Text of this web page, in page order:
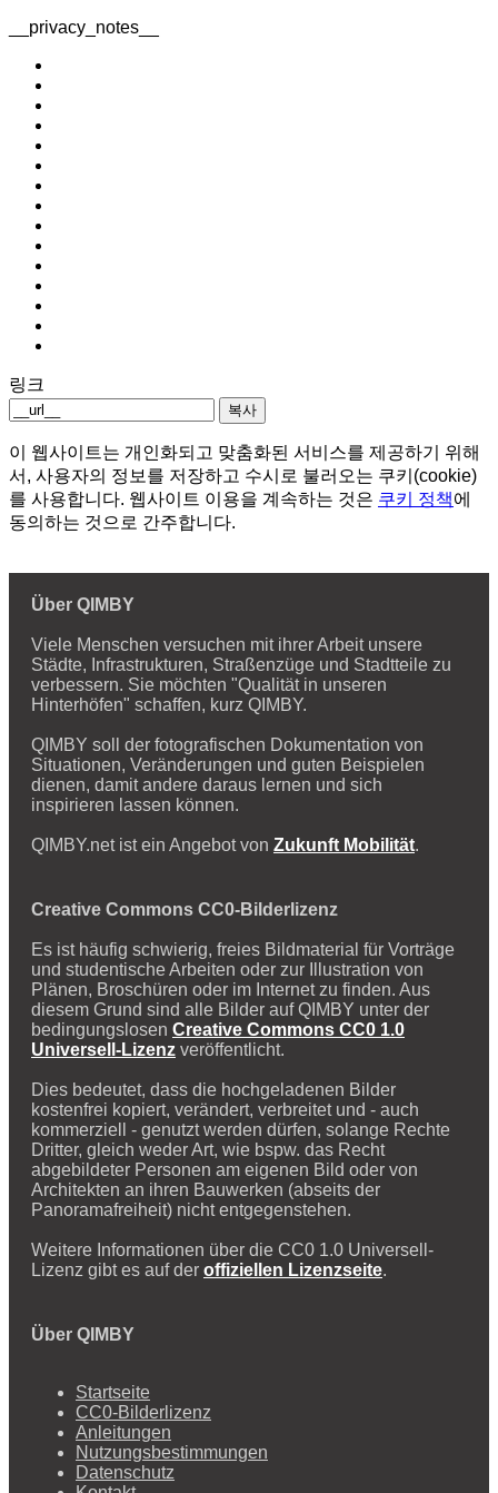
__privacy_notes__
링크
복사
이 웹사이트는 개인화되고 맞춤화된 서비스를 제공하기 위해
서, 사용자의 정보를 저장하고 수시로 불러오는 쿠키(cookie)
를 사용합니다. 웹사이트 이용을 계속하는 것은 쿠키 정책에
동의하는 것으로 간주합니다.
Über QIMBY
Viele Menschen versuchen mit ihrer Arbeit unsere
Städte, Infrastrukturen, Straßenzüge und Stadtteile zu
verbessern. Sie möchten "Qualität in unseren
Hinterhöfen" schaffen, kurz QIMBY.
QIMBY soll der fotografischen Dokumentation von
Situationen, Veränderungen und guten Beispielen
dienen, damit andere daraus lernen und sich
inspirieren lassen können.
QIMBY.net ist ein Angebot von Zukunft Mobilität.
Creative Commons CC0-Bilderlizenz
Es ist häufig schwierig, freies Bildmaterial für Vorträge
und studentische Arbeiten oder zur Illustration von
Plänen, Broschüren oder im Internet zu finden. Aus
diesem Grund sind alle Bilder auf QIMBY unter der
bedingungslosen Creative Commons CC0 1.0
Universell-Lizenz veröffentlicht.
Dies bedeutet, dass die hochgeladenen Bilder
kostenfrei kopiert, verändert, verbreitet und - auch
kommerziell - genutzt werden dürfen, solange Rechte
Dritter, gleich weder Art, wie bspw. das Recht
abgebildeter Personen am eigenen Bild oder von
Architekten an ihren Bauwerken (abseits der
Panoramafreiheit) nicht entgegenstehen.
Weitere Informationen über die CC0 1.0 Universell-
Lizenz gibt es auf der offiziellen Lizenzseite.
Über QIMBY
Startseite
CC0-Bilderlizenz
Anleitungen
Nutzungsbestimmungen
Datenschutz